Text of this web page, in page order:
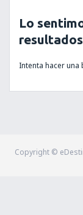
Lo
Intenta hacer
Copyright ©